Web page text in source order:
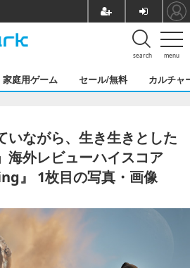
menu
search
家庭用ゲーム セール/無料 カルチャ
いながら、生き生きとした
海外レビューハイスコア
』 1枚目の写真・画像